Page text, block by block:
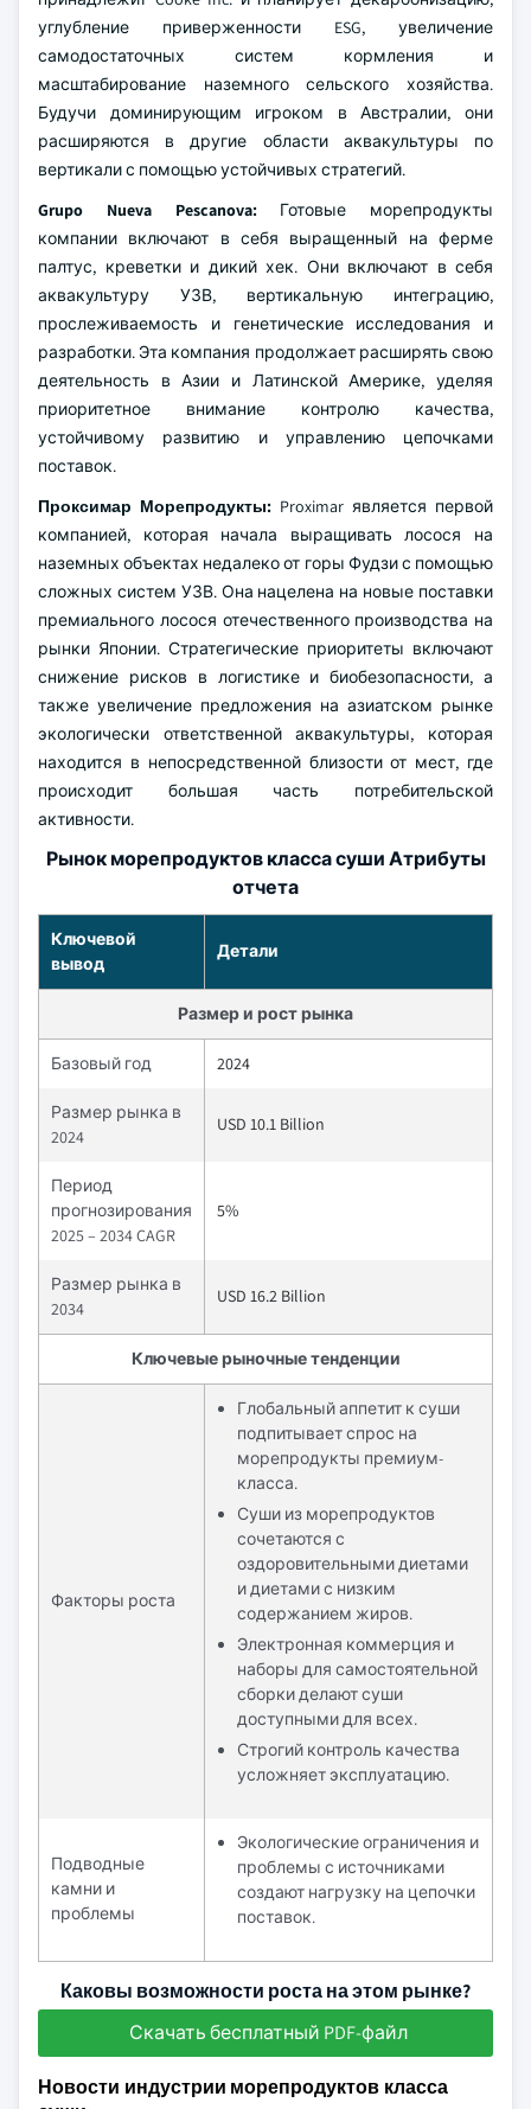
углубление приверженности ESG, увеличение
самодостаточных систем кормления и
масштабирование наземного сельского хозяйства.
Будучи доминирующим игроком в Австралии, они
расширяются в другие области аквакультуры по
вертикали с помощью устойчивых стратегий.
Grupo Nueva Pescanova: Готовые морепродукты
компании включают в себя выращенный на ферме
палтус, креветки и дикий хек. Они включают в себя
аквакультуру УЗВ, вертикальную интеграцию,
прослеживаемость и генетические исследования и
разработки. Эта компания продолжает расширять свою
деятельность в Азии и Латинской Америке, уделяя
приоритетное внимание контролю качества,
устойчивому развитию и управлению цепочками
поставок.
Проксимар Морепродукты: Proximar является первой
компанией, которая начала выращивать лосося на
наземных объектах недалеко от горы Фудзи с помощью
сложных систем УЗВ. Она нацелена на новые поставки
премиального лосося отечественного производства на
рынки Японии. Стратегические приоритеты включают
снижение рисков в логистике и биобезопасности, а
также увеличение предложения на азиатском рынке
экологически ответственной аквакультуры, которая
находится в непосредственной близости от мест, где
происходит большая часть потребительской
активности.
Рынок морепродуктов класса суши Атрибуты
отчета
Ключевой
вывод
Детали
Размер и рост рынка
Базовый год 2024
Размер рынка в
2024
USD 10.1 Billion
Период
прогнозирования
2025 – 2034 CAGR
5%
Размер рынка в
2034
USD 16.2 Billion
Ключевые рыночные тенденции
Факторы роста
Глобальный аппетит к суши
подпитывает спрос на
морепродукты премиум-
класса.
Суши из морепродуктов
сочетаются с
оздоровительными диетами
и диетами с низким
содержанием жиров.
Электронная коммерция и
наборы для самостоятельной
сборки делают суши
доступными для всех.
Строгий контроль качества
усложняет эксплуатацию.
Подводные
камни и
проблемы
Экологические ограничения и
проблемы с источниками
создают нагрузку на цепочки
поставок.
Каковы возможности роста на этом рынке?
Скачать бесплатный PDF-файл
Новости индустрии морепродуктов класса